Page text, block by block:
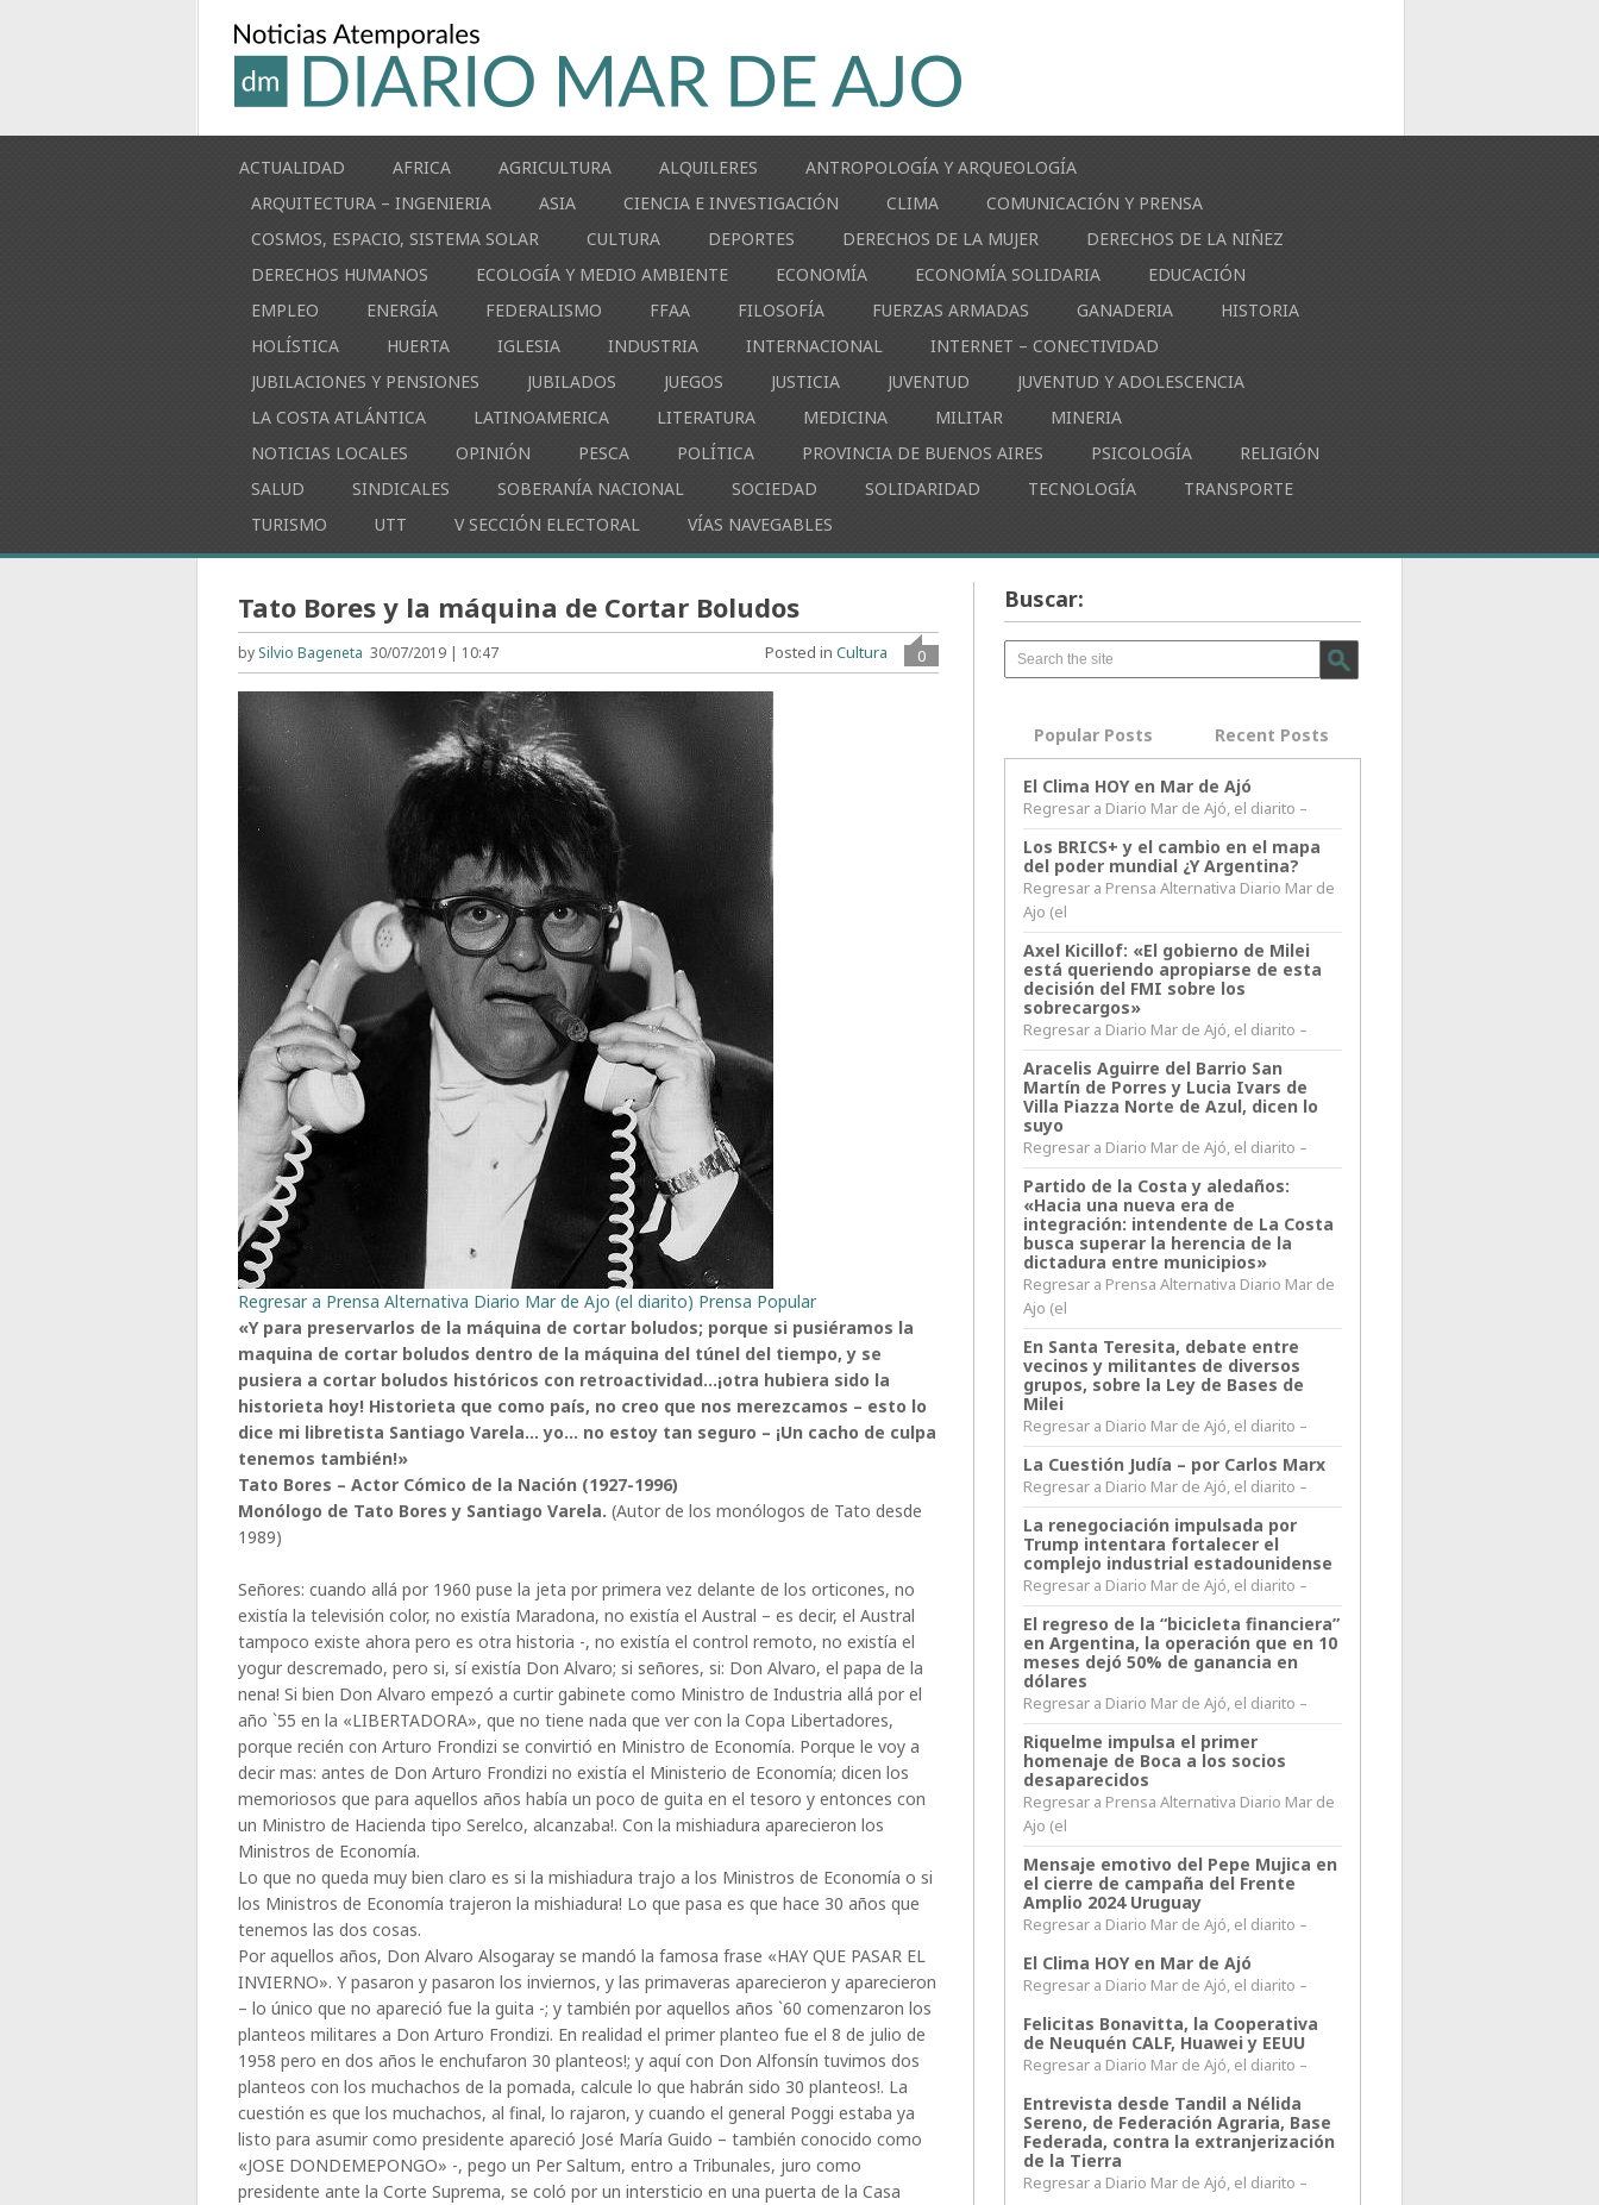
ACTUALIDAD AFRICA AGRICULTURA ALQUILERES
ANTROPOLOGÍA Y ARQUEOLOGÍA
ARQUITECTURA – INGENIERIA
ASIA CIENCIA E INVESTIGACIÓN CLIMA
COMUNICACIÓN Y PRENSA
COSMOS, ESPACIO, SISTEMA SOLAR
CULTURA DEPORTES DERECHOS DE LA MUJER
DERECHOS DE LA NIÑEZ
DERECHOS HUMANOS
ECOLOGÍA Y MEDIO AMBIENTE ECONOMÍA ECONOMÍA SOLIDARIA
EDUCACIÓN
EMPLEO
ENERGÍA FEDERALISMO FFAA FILOSOFÍA FUERZAS ARMADAS GANADERIA
HISTORIA
HOLÍSTICA
HUERTA IGLESIA INDUSTRIA INTERNACIONAL
INTERNET – CONECTIVIDAD
JUBILACIONES Y PENSIONES
JUBILADOS JUEGOS JUSTICIA JUVENTUD
JUVENTUD Y ADOLESCENCIA
LA COSTA ATLÁNTICA
LATINOAMERICA LITERATURA MEDICINA MILITAR
MINERIA
NOTICIAS LOCALES
OPINIÓN PESCA POLÍTICA PROVINCIA DE BUENOS AIRES PSICOLOGÍA
RELIGIÓN
SALUD
SINDICALES SOBERANÍA NACIONAL SOCIEDAD SOLIDARIDAD TECNOLOGÍA
TRANSPORTE
TURISMO
UTT V SECCIÓN ELECTORAL VÍAS NAVEGABLES
Tato Bores y la máquina de Cortar Boludos
by Silvio Bageneta 30/07/2019 | 10:47 0
Posted inCultura
Regresar a Prensa Alternativa Diario Mar de Ajo (el diarito) Prensa Popular
«Y para preservarlos de la máquina de cortar boludos; porque si pusiéramos la
maquina de cortar boludos dentro de la máquina del túnel del tiempo, y se
pusiera a cortar boludos históricos con retroactividad…¡otra hubiera sido la
historieta hoy! Historieta que como país, no creo que nos merezcamos – esto lo
dice mi libretista Santiago Varela… yo… no estoy tan seguro – ¡Un cacho de culpa
tenemos también!»
Tato Bores – Actor Cómico de la Nación (1927-1996)
Monólogo de Tato Bores y Santiago Varela.(Autor de los monólogos de Tato desde
1989)
Señores: cuando allá por 1960 puse la jeta por primera vez delante de los orticones, no
existía la televisión color, no existía Maradona, no existía el Austral – es decir, el Austral
tampoco existe ahora pero es otra historia -, no existía el control remoto, no existía el
yogur descremado, pero si, sí existía Don Alvaro; si señores, si: Don Alvaro, el papa de la
nena! Si bien Don Alvaro empezó a curtir gabinete como Ministro de Industria allá por el
año `55 en la «LIBERTADORA», que no tiene nada que ver con la Copa Libertadores,
porque recién con Arturo Frondizi se convirtió en Ministro de Economía. Porque le voy a
decir mas: antes de Don Arturo Frondizi no existía el Ministerio de Economía; dicen los
memoriosos que para aquellos años había un poco de guita en el tesoro y entonces con
un Ministro de Hacienda tipo Serelco, alcanzaba!. Con la mishiadura aparecieron los
Ministros de Economía.
Lo que no queda muy bien claro es si la mishiadura trajo a los Ministros de Economía o si
los Ministros de Economía trajeron la mishiadura! Lo que pasa es que hace 30 años que
tenemos las dos cosas.
Por aquellos años, Don Alvaro Alsogaray se mandó la famosa frase «HAY QUE PASAR EL
INVIERNO». Y pasaron y pasaron los inviernos, y las primaveras aparecieron y aparecieron
– lo único que no apareció fue la guita -; y también por aquellos años `60 comenzaron los
planteos militares a Don Arturo Frondizi. En realidad el primer planteo fue el 8 de julio de
1958 pero en dos años le enchufaron 30 planteos!; y aquí con Don Alfonsín tuvimos dos
planteos con los muchachos de la pomada, calcule lo que habrán sido 30 planteos!. La
cuestión es que los muchachos, al final, lo rajaron, y cuando el general Poggi estaba ya
listo para asumir como presidente apareció José María Guido – también conocido como
«JOSE DONDEMEPONGO» -, pego un Per Saltum, entro a Tribunales, juro como
presidente ante la Corte Suprema, se coló por un intersticio en una puerta de la Casa
Buscar:
Popular Posts Recent Posts
El Clima HOY en Mar de Ajó
Regresar a Diario Mar de Ajó, el diarito –
Los BRICS+ y el cambio en el mapa
del poder mundial ¿Y Argentina?
Regresar a Prensa Alternativa Diario Mar de
Ajo (el
Axel Kicillof: «El gobierno de Milei
está queriendo apropiarse de esta
decisión del FMI sobre los
sobrecargos»
Regresar a Diario Mar de Ajó, el diarito –
Aracelis Aguirre del Barrio San
Martín de Porres y Lucia Ivars de
Villa Piazza Norte de Azul, dicen lo
suyo
Regresar a Diario Mar de Ajó, el diarito –
Partido de la Costa y aledaños:
«Hacia una nueva era de
integración: intendente de La Costa
busca superar la herencia de la
dictadura entre municipios»
Regresar a Prensa Alternativa Diario Mar de
Ajo (el
En Santa Teresita, debate entre
vecinos y militantes de diversos
grupos, sobre la Ley de Bases de
Milei
Regresar a Diario Mar de Ajó, el diarito –
La Cuestión Judía – por Carlos Marx
Regresar a Diario Mar de Ajó, el diarito –
La renegociación impulsada por
Trump intentara fortalecer el
complejo industrial estadounidense
Regresar a Diario Mar de Ajó, el diarito –
El regreso de la “bicicleta financiera”
en Argentina, la operación que en 10
meses dejó 50% de ganancia en
dólares
Regresar a Diario Mar de Ajó, el diarito –
Riquelme impulsa el primer
homenaje de Boca a los socios
desaparecidos
Regresar a Prensa Alternativa Diario Mar de
Ajo (el
Mensaje emotivo del Pepe Mujica en
el cierre de campaña del Frente
Amplio 2024 Uruguay
Regresar a Diario Mar de Ajó, el diarito –
El Clima HOY en Mar de Ajó
Regresar a Diario Mar de Ajó, el diarito –
Felicitas Bonavitta, la Cooperativa
de Neuquén CALF, Huawei y EEUU
Regresar a Diario Mar de Ajó, el diarito –
Entrevista desde Tandil a Nélida
Sereno, de Federación Agraria, Base
Federada, contra la extranjerización
de la Tierra
Regresar a Diario Mar de Ajó, el diarito –